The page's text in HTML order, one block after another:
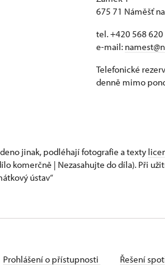
675 71 Náměšť
tel. +420 568
e-mail:
Telefonické
denně mimo
jinak, podléhají fotografie a texty
komerčně | Nezasahujte do díla). Při
ústav“
Prohlášení o přístupnosti Řešení